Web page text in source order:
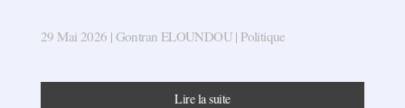
29 Mai 2026 | Gontran ELOUNDOU | Politique
Lire la suite